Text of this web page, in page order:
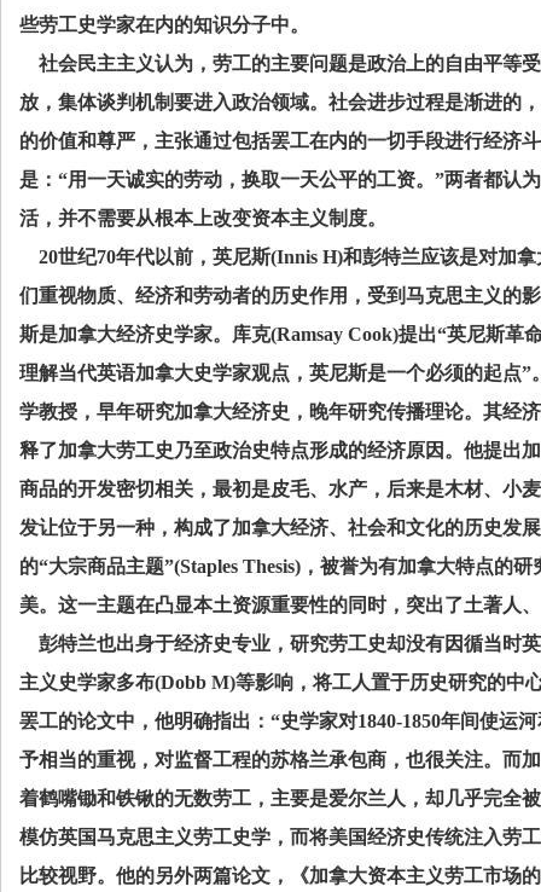
些劳工史学家在内的知识分子中。
社会民主主义认为，劳工的主要问题是政治上的自由平等
放，集体谈判机制要进入政治领域。社会进步过程是渐进的
的价值和尊严，主张通过包括罢工在内的一切手段进行经济
是：“用一天诚实的劳动，换取一天公平的工资。”两者都认
活，并不需要从根本上改变资本主义制度。
20世纪70年代以前，英尼斯(Innis H)和彭特兰应该是对加
们重视物质、经济和劳动者的历史作用，受到马克思主义的
斯是加拿大经济史学家。库克(Ramsay Cook)提出“英尼斯革
理解当代英语加拿大史学家观点，英尼斯是一个必须的起点”
学教授，早年研究加拿大经济史，晚年研究传播理论。其经
释了加拿大劳工史乃至政治史特点形成的经济原因。他提出
商品的开发密切相关，最初是皮毛、水产，后来是木材、小
发让位于另一种，构成了加拿大经济、社会和文化的历史发
的“大宗商品主题”(Staples Thesis) ，被誉为有加拿大特点的
美。这一主题在凸显本土资源重要性的同时，突出了土著人
彭特兰也出身于经济史专业，研究劳工史却没有因循当时
主义史学家多布(Dobb M)等影响，将工人置于历史研究的中
罢工的论文中，他明确指出：“史学家对1840-1850年间使运
予相当的重视，对监督工程的苏格兰承包商，也很关注。而
着鹤嘴锄和铁锹的无数劳工，主要是爱尔兰人，却几乎完全
模仿英国马克思主义劳工史学，而将美国经济史传统注入劳
比较视野。他的另外两篇论文，《加拿大资本主义劳工市场